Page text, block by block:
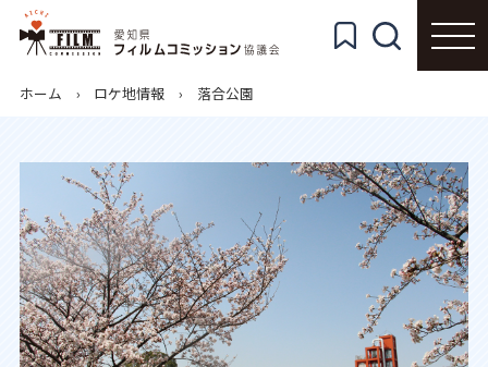
ホーム ロケ地情報 落合公園